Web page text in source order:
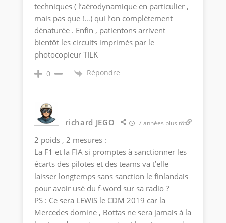
techniques ( l’aérodynamique en particulier ,
mais pas que !…) qui l’on complètement
dénaturée . Enfin , patientons arrivent
bientôt les circuits imprimés par le
photocopieur TILK
0 Répondre
richard JEGO 7 années plus tôt
2 poids , 2 mesures :
La F1 et la FIA si promptes à sanctionner les
écarts des pilotes et des teams va t’elle
laisser longtemps sans sanction le finlandais
pour avoir usé du f-word sur sa radio ?
PS : Ce sera LEWIS le CDM 2019 car la
Mercedes domine , Bottas ne sera jamais à la